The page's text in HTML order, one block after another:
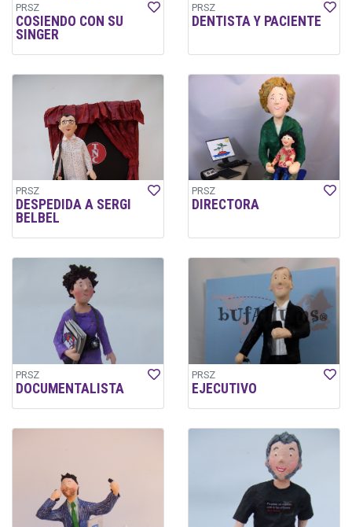
PRSZ
COSIENDO CON SU
SINGER
PRSZ
DENTISTA Y PACIENTE
PRSZ
DESPEDIDA A SERGI
BELBEL
PRSZ
DIRECTORA
PRSZ
DOCUMENTALISTA
PRSZ
EJECUTIVO